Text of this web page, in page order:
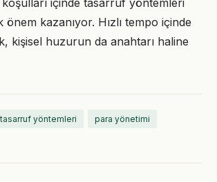
içinde tasarruf yöntemleri
kazanıyor. Hızlı tempo içinde
kişisel huzurun da anahtarı haline
tasarruf yöntemleri para yönetimi